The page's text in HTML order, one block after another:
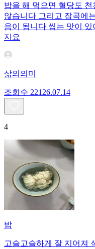
밥을 해 먹으면 혈당도
않습니다 그리고 잡곡에
음이 됩니다 씹는 맛이 있
지요
삶의의미
조회수 221 26.07.14
4
밥
고슬고슬하게 잘 지어져